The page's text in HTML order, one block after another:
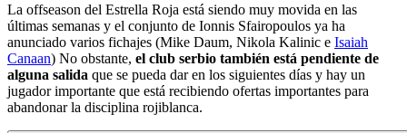
La offseason del Estrella Roja está siendo muy movida en las
últimas semanas y el conjunto de Ionnis Sfairopoulos ya ha
anunciado varios fichajes (Mike Daum, Nikola Kalinic e Isaiah
Canaan) No obstante, el club serbio también está pendiente de
alguna salida que se pueda dar en los siguientes días y hay un
jugador importante que está recibiendo ofertas importantes para
abandonar la disciplina rojiblanca.